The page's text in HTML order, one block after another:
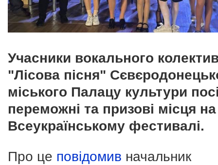
Учасники вокального
"Лісова пісня"
міського Палацу культури
переможні та призові місця на
Всеукраїнському фестивалі.
Про це повідомив начальник